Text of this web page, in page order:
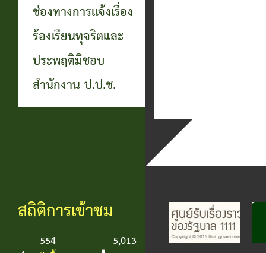
ช่องทางการแจ้งเรื่อง
ร้องเรียนทุจริตและ
ประพฤติมิชอบ
สำนักงาน ป.ป.ช.
สถิติการเข้าชม
554
5,013